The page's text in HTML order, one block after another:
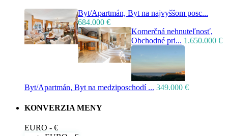
Byt/Apartmán, Byt na najvyššom posc...
684.000 €
Komerčná nehnuteľnosť,
Obchodné pri... 1.650.000 €
Byt/Apartmán, Byt na medziposchodí ... 349.000 €
KONVERZIA MENY
EURO - €